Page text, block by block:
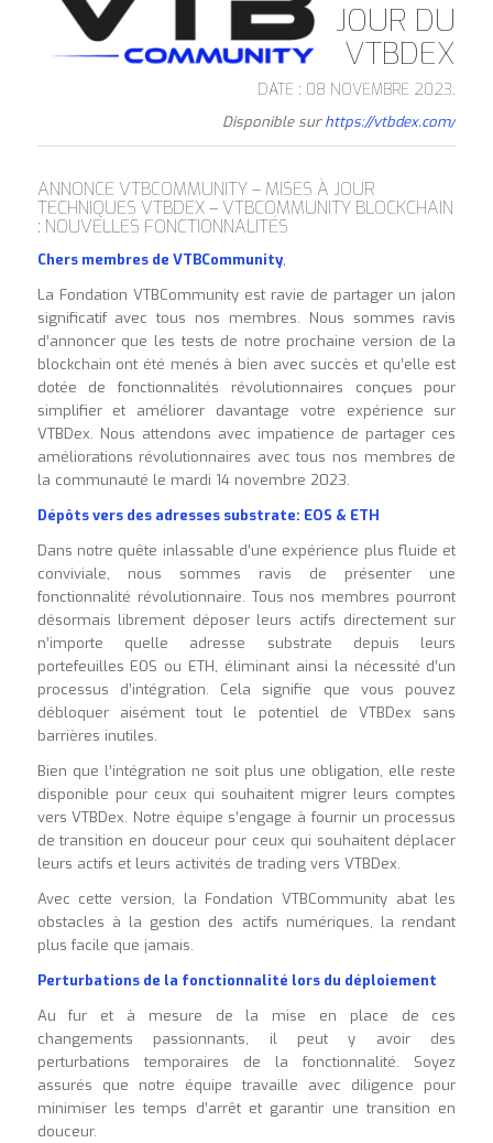
JOUR DU
VTBDEX
DATE : 08 NOVEMBRE 2023.
Disponible surhttps://vtbdex.com/
ANNONCE VTBCOMMUNITY – MISES À JOUR
TECHNIQUES VTBDEX – VTBCOMMUNITY BLOCKCHAIN
: NOUVELLES FONCTIONNALITÉS
Chers membres de VTBCommunity,
La Fondation VTBCommunity est ravie de partager un jalon
significatif avec tous nos membres. Nous sommes ravis
d’annoncer que les tests de notre prochaine version de la
blockchain ont été menés à bien avec succès et qu’elle est
dotée de fonctionnalités révolutionnaires conçues pour
simplifier et améliorer davantage votre expérience sur
VTBDex. Nous attendons avec impatience de partager ces
améliorations révolutionnaires avec tous nos membres de
la communauté le mardi 14 novembre 2023.
Dépôts vers des adresses substrate: EOS & ETH
Dans notre quête inlassable d’une expérience plus fluide et
conviviale, nous sommes ravis de présenter une
fonctionnalité révolutionnaire. Tous nos membres pourront
désormais librement déposer leurs actifs directement sur
n’importe quelle adresse substrate depuis leurs
portefeuilles EOS ou ETH, éliminant ainsi la nécessité d’un
processus d’intégration. Cela signifie que vous pouvez
débloquer aisément tout le potentiel de VTBDex sans
barrières inutiles.
Bien que l’intégration ne soit plus une obligation, elle reste
disponible pour ceux qui souhaitent migrer leurs comptes
vers VTBDex. Notre équipe s’engage à fournir un processus
de transition en douceur pour ceux qui souhaitent déplacer
leurs actifs et leurs activités de trading vers VTBDex.
Avec cette version, la Fondation VTBCommunity abat les
obstacles à la gestion des actifs numériques, la rendant
plus facile que jamais.
Perturbations de la fonctionnalité lors du déploiement
Au fur et à mesure de la mise en place de ces
changements passionnants, il peut y avoir des
perturbations temporaires de la fonctionnalité. Soyez
assurés que notre équipe travaille avec diligence pour
minimiser les temps d’arrêt et garantir une transition en
douceur.